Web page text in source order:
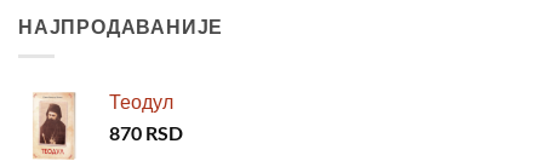
НАЈПРОДАВАНИЈЕ
Теодул
870 RSD